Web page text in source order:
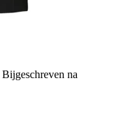
Bijgeschreven na